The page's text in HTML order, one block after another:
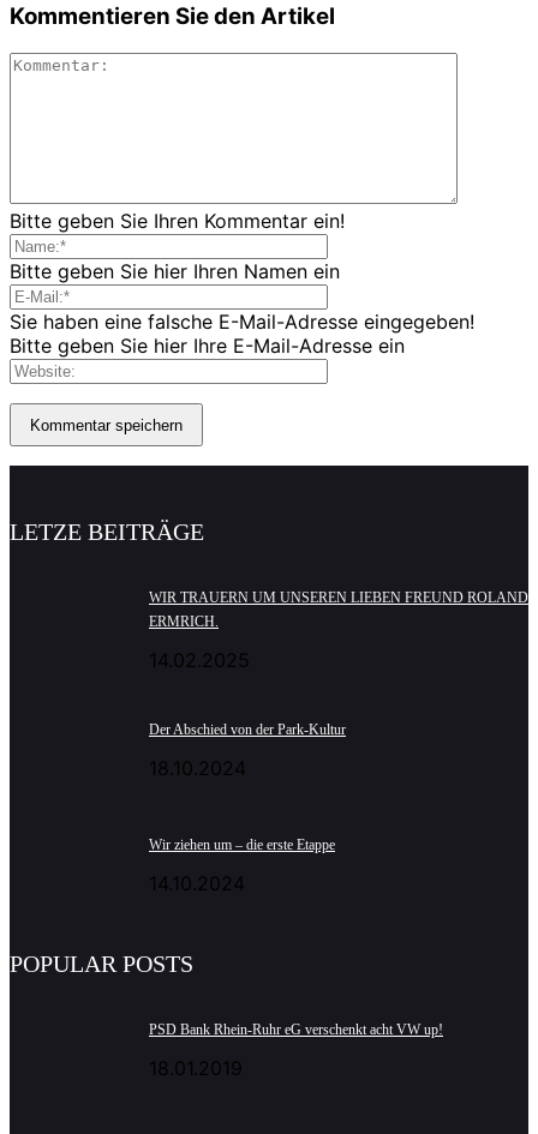
Kommentieren Sie den Artikel
Bitte geben Sie Ihren Kommentar ein!
Bitte geben Sie hier Ihren Namen ein
Sie haben eine falsche E-Mail-Adresse eingegeben!
Bitte geben Sie hier Ihre E-Mail-Adresse ein
LETZE BEITRÄGE
WIR TRAUERN UM UNSEREN LIEBEN FREUND ROLAND
ERMRICH.
14.02.2025
Der Abschied von der Park-Kultur
18.10.2024
Wir ziehen um – die erste Etappe
14.10.2024
POPULAR POSTS
PSD Bank Rhein-Ruhr eG verschenkt acht VW up!
18.01.2019